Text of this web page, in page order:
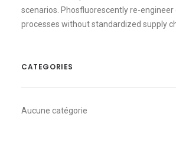
scenarios. Phosfluorescently re-engineer
processes without standardized supply
CATEGORIES
Aucune catégorie